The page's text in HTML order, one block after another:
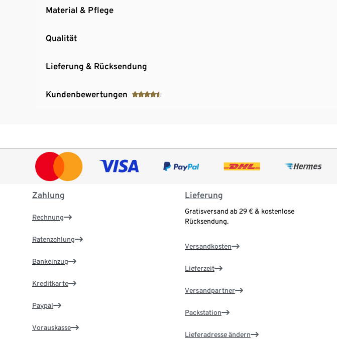
Material & Pflege
Qualität
Lieferung & Rücksendung
Kundenbewertungen
Zahlung
Rechnung
Ratenzahlung
Bankeinzug
Kreditkarte
Paypal
Vorauskasse
Lieferung
Gratisversand ab 29 € & kostenlose
Rücksendung.
Versandkosten
Lieferzeit
Versandpartner
Packstation
Lieferadresse ändern